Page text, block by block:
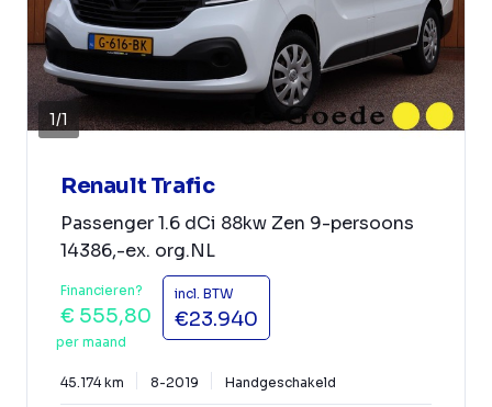
1/1
Renault Trafic
Passenger 1.6 dCi 88kw Zen 9-persoons
14386,-ex. org.NL
Financieren?
€ 555,80
per maand
incl. BTW
€23.940
45.174 km 8-2019 Handgeschakeld